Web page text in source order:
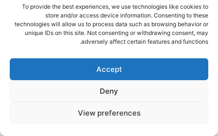
To provide the best experiences, we use technologies like cookies to
store and/or access device information. Consenting to these
technologies will allow us to process data such as browsing behavior or
unique IDs on this site. Not consenting or withdrawing consent, may
adversely affect certain features and functions.
Accept
Deny
View preferences
צפיות
מקום קבורה: קיבוץ רוחמה
לילי איתמרי ז"ל נרצחה ביחד עם בעלה, בביתם בכפר עזה